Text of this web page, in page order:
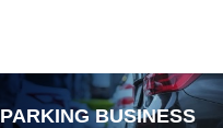
PARKING BUSINESS